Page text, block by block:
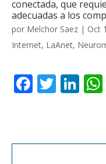
conectada, que
adecuadas a los
por Melchor Saez | Oct
Internet, LaAnet,
F
b
T
er
Li
e